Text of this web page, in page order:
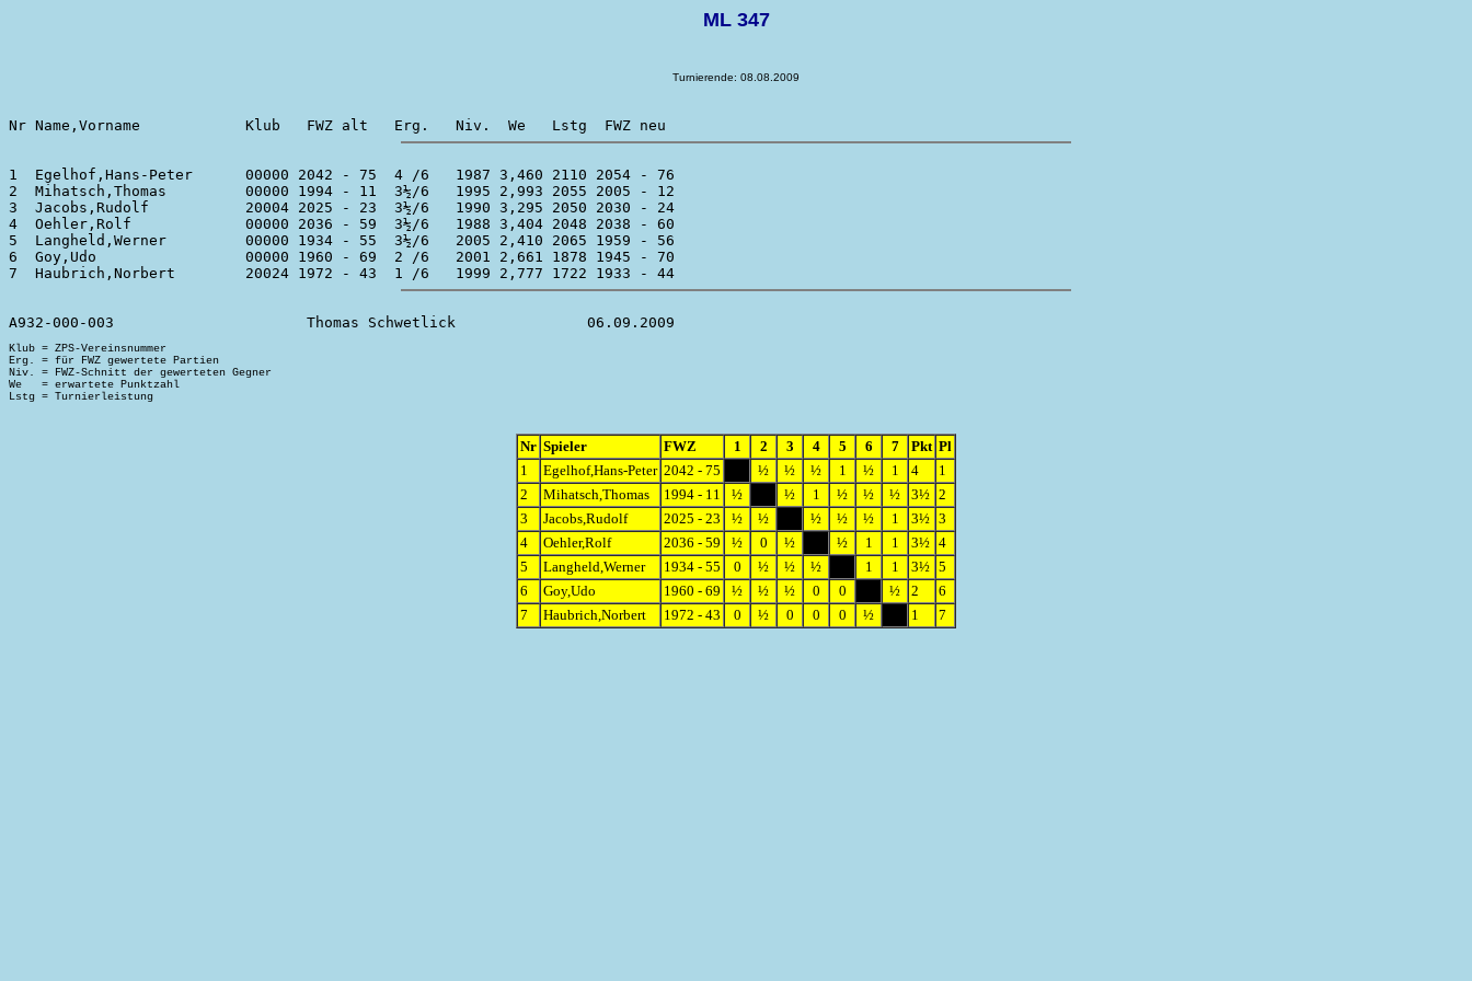
ML 347
Turnierende: 08.08.2009
1  Egelhof,Hans-Peter      00000 2042 - 75  4 /6   1987 3,460 2110 2054 - 76
2  Mihatsch,Thomas         00000 1994 - 11  3½/6   1995 2,993 2055 2005 - 12
3  Jacobs,Rudolf           20004 2025 - 23  3½/6   1990 3,295 2050 2030 - 24
4  Oehler,Rolf             00000 2036 - 59  3½/6   1988 3,404 2048 2038 - 60
5  Langheld,Werner         00000 1934 - 55  3½/6   2005 2,410 2065 1959 - 56
6  Goy,Udo                 00000 1960 - 69  2 /6   2001 2,661 1878 1945 - 70
Klub = ZPS-Vereinsnummer
Erg. = für FWZ gewertete Partien
Niv. = FWZ-Schnitt der gewerteten Gegner
We   = erwartete Punktzahl
Nr Spieler FWZ 1 2 3 4 5 6 7 Pkt Pl
1
Egelhof,Hans-Peter 2042 - 75 ½ ½ ½ 1 ½ 1 4
1
2
Mihatsch,Thomas 1994 - 11 ½ ½ 1 ½ ½ ½ 3½ 2
3
Jacobs,Rudolf 2025 - 23 ½ ½ ½ ½ ½ 1 3½ 3
4
Oehler,Rolf 2036 - 59 ½ 0 ½ ½ 1 1 3½ 4
5
Langheld,Werner 1934 - 55 0 ½ ½ ½ 1 1 3½ 5
6
Goy,Udo 1960 - 69 ½ ½ ½ 0 0 ½ 2
6
7
Haubrich,Norbert 1972 - 43 0 ½ 0 0 0 ½ 1 7